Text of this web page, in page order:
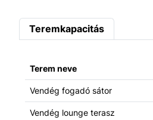
Teremkapacitás
Terem neve
Vendég fogadó sátor
Vendég lounge terasz